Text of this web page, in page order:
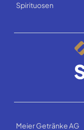
Spirituosen
Meier Getränke AG